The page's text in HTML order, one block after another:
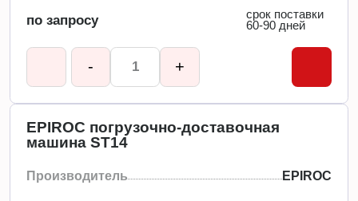
по запросу
срок поставки
60-90 дней
- +
EPIROC погрузочно-доставочная
машина ST14
Производитель EPIROC